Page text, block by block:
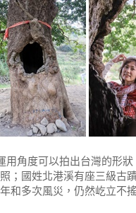
角度可以拍出台灣的形狀
；國姓北港溪有座三級古
和多次風災，仍然屹立不